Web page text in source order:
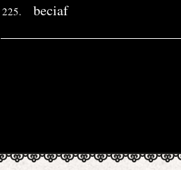
225. beciaf